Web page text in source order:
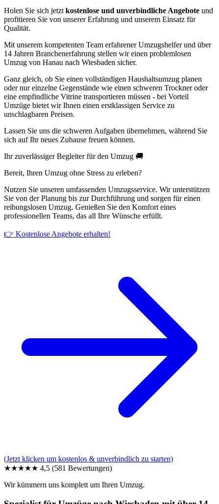
Holen Sie sich jetzt kostenlose und unverbindliche Angebote und
profitieren Sie von unserer Erfahrung und unserem Einsatz für
Qualität.
Mit unserem kompetenten Team erfahrener Umzugshelfer und über
14 Jahren Branchenerfahrung stellen wir einen problemlosen
Umzug von Hanau nach Wiesbaden sicher.
Ganz gleich, ob Sie einen vollständigen Haushaltsumzug planen
oder nur einzelne Gegenstände wie einen schweren Trockner oder
eine empfindliche Vitrine transportieren müssen - bei Vorteil
Umzüge bietet wir Ihnen einen erstklassigen Service zu
unschlagbaren Preisen.
Lassen Sie uns die schweren Aufgaben übernehmen, während Sie
sich auf Ihr neues Zuhause freuen können.
Ihr zuverlässiger Begleiter für den Umzug 🚚
Bereit, Ihren Umzug ohne Stress zu erleben?
Nutzen Sie unseren umfassenden Umzugsservice. Wir unterstützen
Sie von der Planung bis zur Durchführung und sorgen für einen
reibungslosen Umzug. Genießen Sie den Komfort eines
professionellen Teams, das all Ihre Wünsche erfüllt.
👉 Kostenlose Angebote erhalten!
(Jetzt klicken um kostenlos & unverbindlich zu starten)
★★★★★ 4,5 (581 Bewertungen)
Wir kümmern uns komplett um Ihren Umzug.